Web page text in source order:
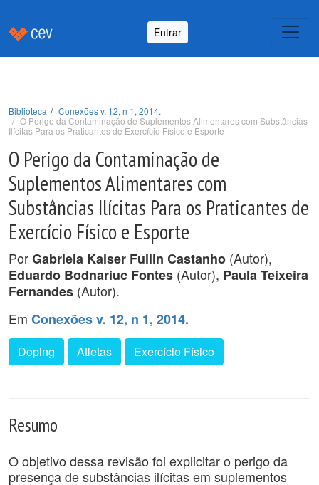
Entrar
Biblioteca
Conexões v. 12, n 1, 2014.
O Perigo da Contaminação de Suplementos Alimentares com Substâncias
Ilícitas Para os Praticantes de Exercício Físico e Esporte
O Perigo da Contaminação de
Suplementos Alimentares com
Substâncias Ilícitas Para os Praticantes de
Exercício Físico e Esporte
PorGabriela Kaiser Fullin Castanho (Autor),
Eduardo Bodnariuc Fontes (Autor), Paula Teixeira
Fernandes (Autor).
Em Conexões v. 12, n 1, 2014.
Doping Atletas Exercício Físico
Resumo
O objetivo dessa revisão foi explicitar o perigo da
presença de substâncias ilícitas em suplementos